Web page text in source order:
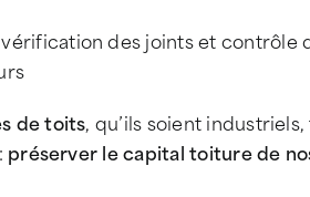
des joints et contrôle
de toits, qu’ils soient
préserver le capital toiture de